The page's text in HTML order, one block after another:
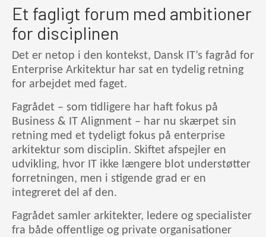
Et fagligt forum med ambitioner
for disciplinen
Det er netop i den kontekst, Dansk IT’s fagråd for
Enterprise Arkitektur har sat en tydelig retning
for arbejdet med faget.
Fagrådet – som tidligere har haft fokus på
Business & IT Alignment – har nu skærpet sin
retning med et tydeligt fokus på enterprise
arkitektur som disciplin. Skiftet afspejler en
udvikling, hvor IT ikke længere blot understøtter
forretningen, men i stigende grad er en
integreret del af den.
Fagrådet samler arkitekter, ledere og specialister
fra både offentlige og private organisationer